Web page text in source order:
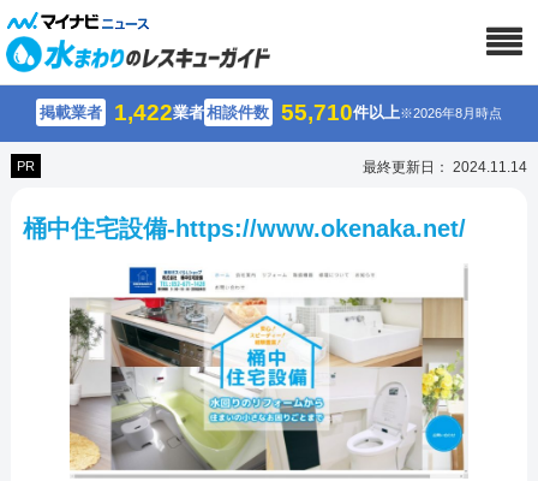
掲載業者 1,422業者相談件数 55,710件以上※2026年8月時点
PR 最終更新日： 2024.11.14
桶中住宅設備-https://www.okenaka.net/